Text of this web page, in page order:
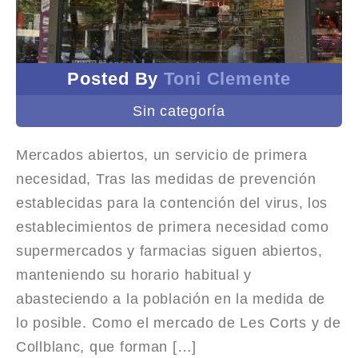
Posted ByToni Clemente
Sin categoría
Mercados abiertos, un servicio de primera
necesidad, Tras las medidas de prevención
establecidas para la contención del virus, los
establecimientos de primera necesidad como
supermercados y farmacias siguen abiertos,
manteniendo su horario habitual y
abasteciendo a la población en la medida de
lo posible. Como el mercado de Les Corts y de
Collblanc, que forman […]